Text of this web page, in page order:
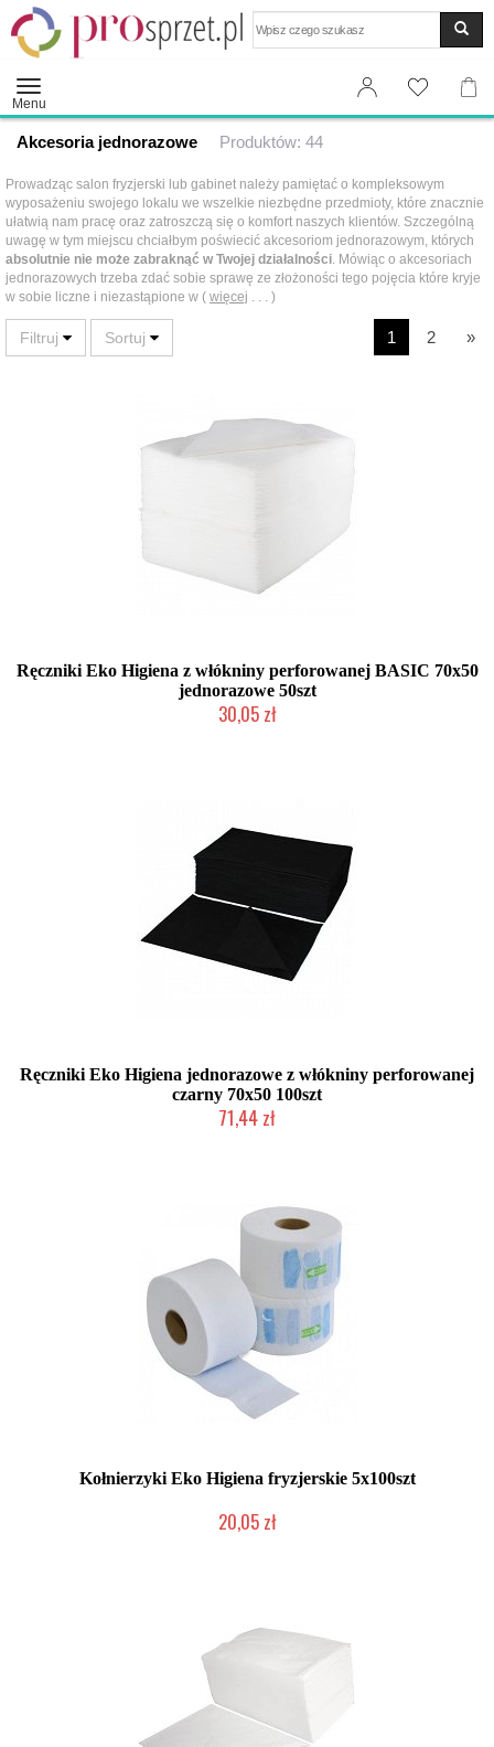
Menu
Akcesoria jednorazowe Produktów: 44
Prowadząc salon fryzjerski lub gabinet należy pamiętać o kompleksowym
wyposażeniu swojego lokalu we wszelkie niezbędne przedmioty, które znacznie
ułatwią nam pracę oraz zatroszczą się o komfort naszych klientów. Szczególną
uwagę w tym miejscu chciałbym poświecić akcesoriom jednorazowym, których
absolutnie nie może zabraknąć w Twojej działalności. Mówiąc o akcesoriach
jednorazowych trzeba zdać sobie sprawę ze złożoności tego pojęcia które kryje
w sobie liczne i niezastąpione w ( więcej . . . )
1 2 »
Ręczniki Eko Higiena z włókniny perforowanej BASIC 70x50
jednorazowe 50szt
30,05 zł
Ręczniki Eko Higiena jednorazowe z włókniny perforowanej
czarny 70x50 100szt
71,44 zł
Kołnierzyki Eko Higiena fryzjerskie 5x100szt
20,05 zł